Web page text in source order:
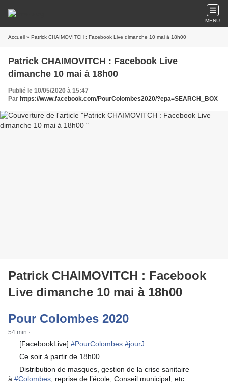
MENU
Accueil » Patrick CHAIMOVITCH : Facebook Live dimanche 10 mai à 18h00
Patrick CHAIMOVITCH : Facebook Live
dimanche 10 mai à 18h00
Publié le 10/05/2020 à 15:47
Par https://www.facebook.com/PourColombes2020/?epa=SEARCH_BOX
Patrick CHAIMOVITCH : Facebook
Live dimanche 10 mai à 18h00
Pour Colombes 2020
54 min ·
[FacebookLive] #PourColombes #jourJ
Ce soir à partir de 18h00
Distribution de masques, gestion de la crise sanitaire
à #Colombes , reprise de l’école, Conseil municipal, etc.